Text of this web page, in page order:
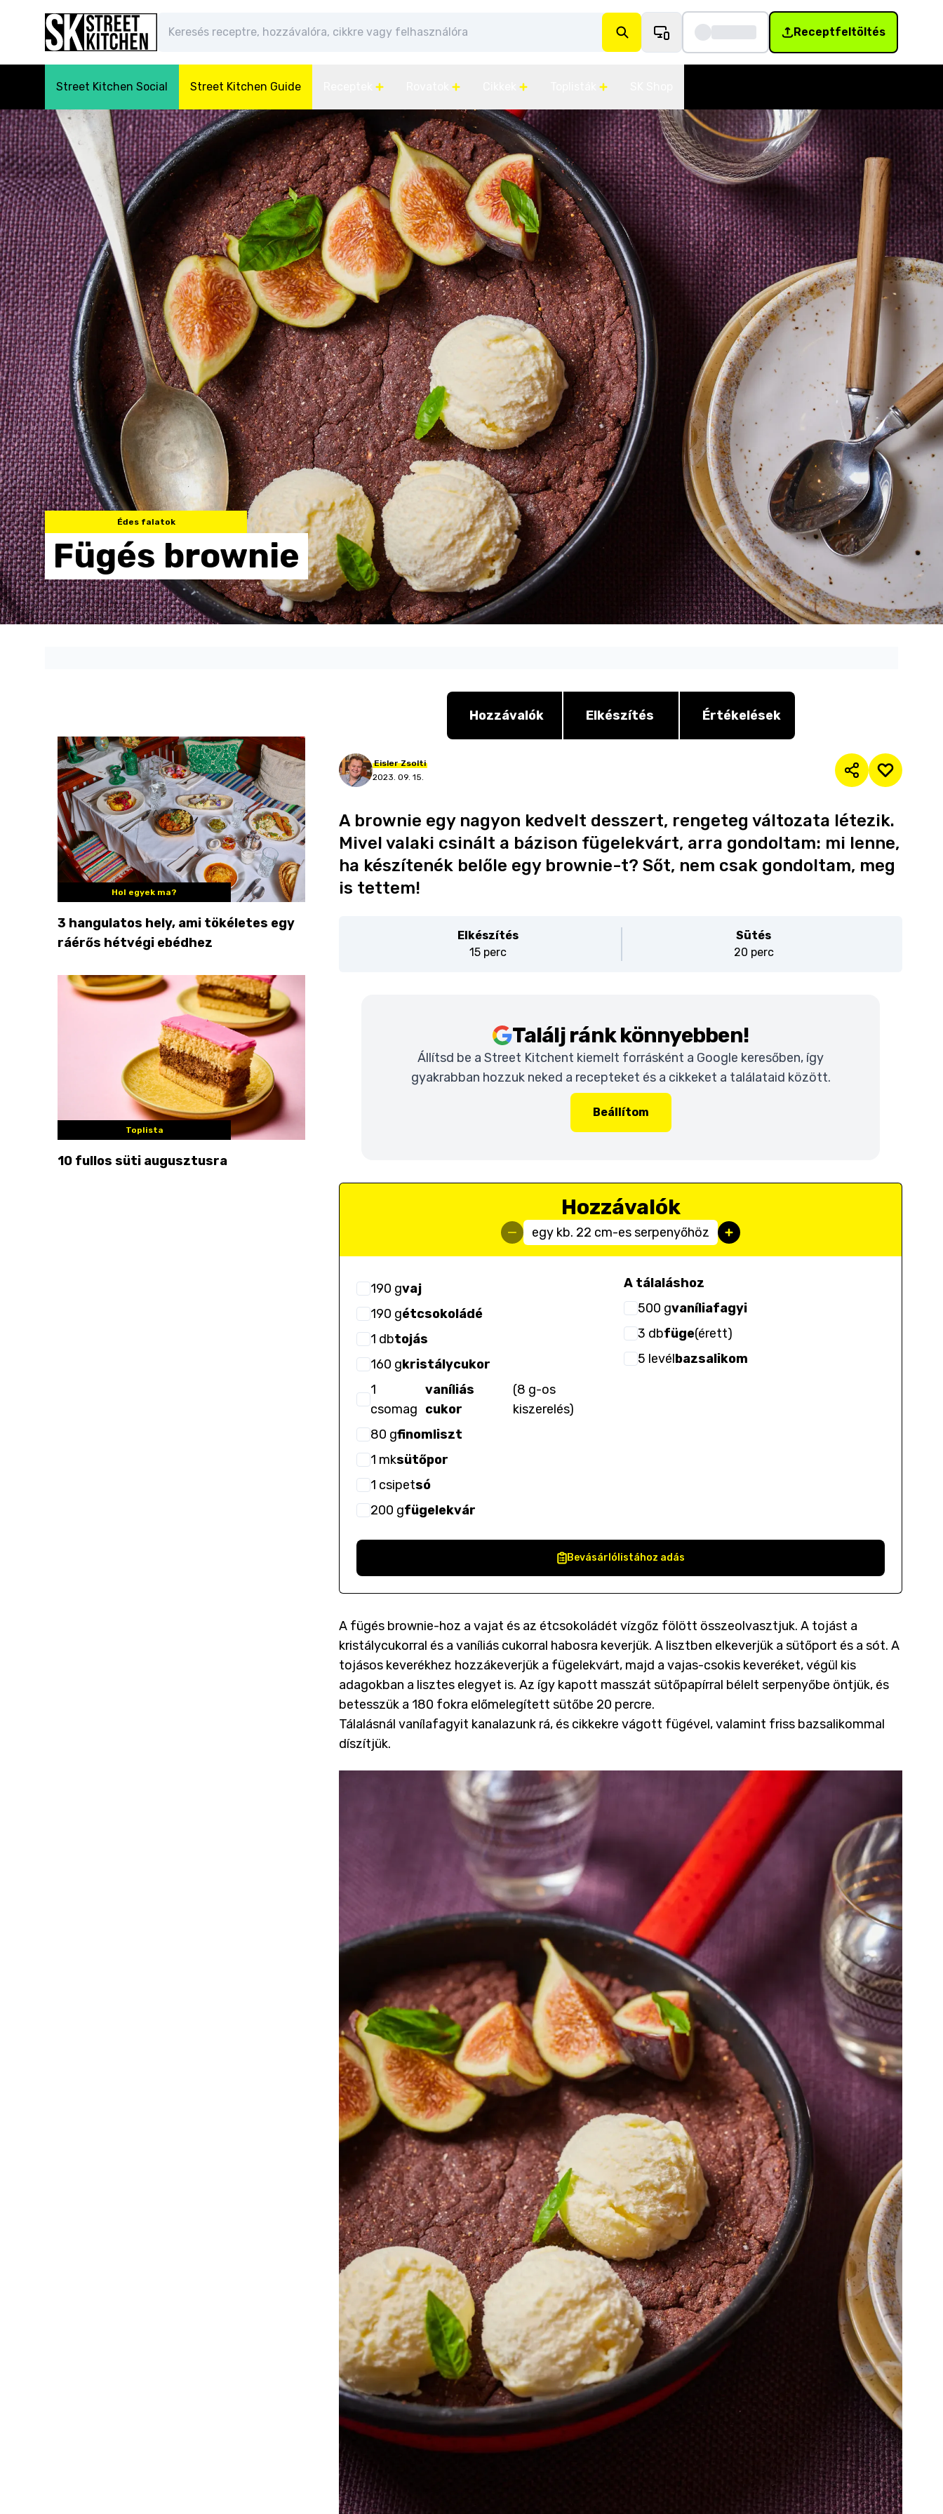
Receptfeltöltés
Street Kitchen Social Street Kitchen Guide
Édes falatok
Fügés brownie
Hol egyek ma?
3 hangulatos hely, ami tökéletes egy
ráérős hétvégi ebédhez
Toplista
10 fullos süti augusztusra
Hozzávalók Elkészítés Értékelések
Eisler Zsolti
2023. 09. 15.
A brownie egy nagyon kedvelt desszert, rengeteg változata létezik.
Mivel valaki csinált a bázison fügelekvárt, arra gondoltam: mi lenne,
ha készítenék belőle egy brownie-t? Sőt, nem csak gondoltam, meg
is tettem!
Elkészítés
15 perc
Sütés
20 perc
Találj ránk könnyebben!
Állítsd be a Street Kitchent kiemelt forrásként a Google keresőben, így
gyakrabban hozzuk neked a recepteket és a cikkeket a találataid között.
Beállítom
Hozzávalók
egy kb. 22 cm-es serpenyőhöz
190 gvaj
190 gétcsokoládé
1 dbtojás
160 gkristálycukor
1
csomag
vaníliás
cukor
(8 g-os
kiszerelés)
80 gfinomliszt
1 mksütőpor
1 csipetsó
200 gfügelekvár
A tálaláshoz
500 gvaníliafagyi
3 dbfüge(érett)
5 levélbazsalikom
Bevásárlólistához adás
A fügés brownie-hoz a vajat és az étcsokoládét vízgőz fölött összeolvasztjuk. A tojást a
kristálycukorral és a vaníliás cukorral habosra keverjük. A lisztben elkeverjük a sütőport és a sót. A
tojásos keverékhez hozzákeverjük a fügelekvárt, majd a vajas-csokis keveréket, végül kis
adagokban a lisztes elegyet is. Az így kapott masszát sütőpapírral bélelt serpenyőbe öntjük, és
betesszük a 180 fokra előmelegített sütőbe 20 percre.
Tálalásnál vanílafagyit kanalazunk rá, és cikkekre vágott fügével, valamint friss bazsalikommal
díszítjük.